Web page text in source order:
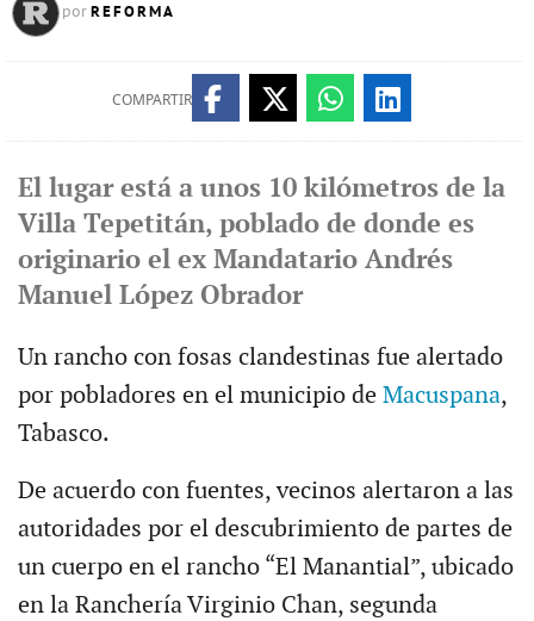
por REFORMA
COMPARTIR
El lugar está a unos 10 kilómetros de la
Villa Tepetitán, poblado de donde es
originario el ex Mandatario Andrés
Manuel López Obrador
Un rancho con fosas clandestinas fue alertado
por pobladores en el municipio de Macuspana,
Tabasco.
De acuerdo con fuentes, vecinos alertaron a las
autoridades por el descubrimiento de partes de
un cuerpo en el rancho “El Manantial”, ubicado
en la Ranchería Virginio Chan, segunda